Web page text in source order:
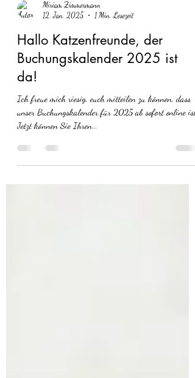
Miriam Zimmermann
12. Jan. 2025
1 Min. Lesezeit
Hallo Katzenfreunde, der
Buchungskalender 2025 ist
da!
Ich freue mich riesig, euch mitteilen zu können, dass
Jetzt können Sie Ihren...